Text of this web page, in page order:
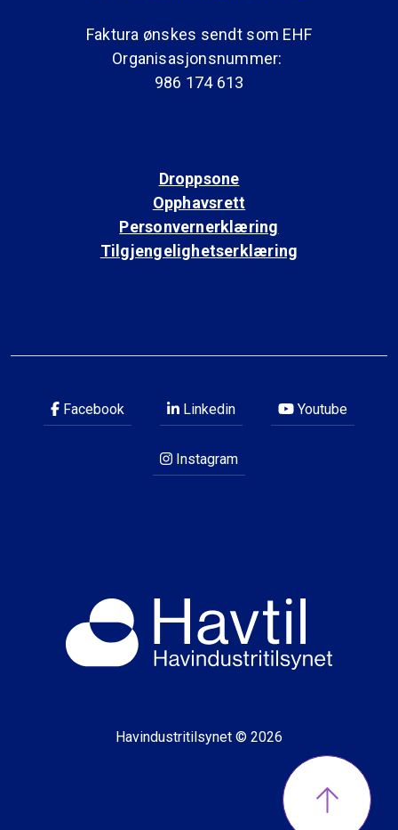
Faktura ønskes sendt som EHF
Organisasjonsnummer:
986 174 613
Droppsone
Opphavsrett
Personvernerklæring
Tilgjengelighetserklæring
Facebook Linkedin Youtube
Instagram
Havindustritilsynet © 2026